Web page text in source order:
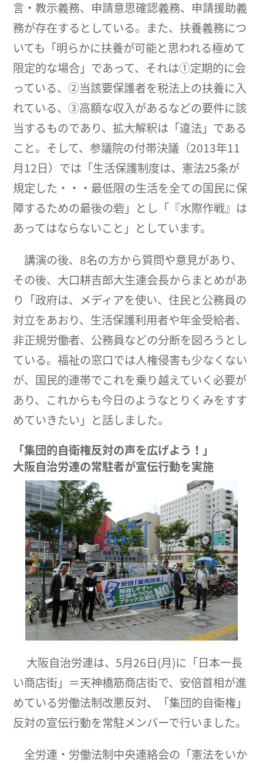
言・教示義務、申請意思確認義務、申請援助義
務が存在するとしている。また、扶養義務につ
いても「明らかに扶養が可能と思われる極めて
限定的な場合」であって、それは①定期的に会
っている、②当該要保護者を税法上の扶養に入
れている、③高額な収入があるなどの要件に該
当するものであり、拡大解釈は「違法」である
こと。そして、参議院の付帯決議（2013年11
月12日）では「生活保護制度は、憲法25条が
規定した・・・最低限の生活を全ての国民に保
障するための最後の砦」とし「『水際作戦』は
あってはならないこと」としています。
講演の後、8名の方から質問や意見があり、
その後、大口耕吉郎大生連会長からまとめがあ
り「政府は、メディアを使い、住民と公務員の
対立をあおり、生活保護利用者や年金受給者、
非正規労働者、公務員などの分断を図ろうとし
ている。福祉の窓口では人権侵害も少なくない
が、国民的連帯でこれを乗り越えていく必要が
あり、これからも今日のようなとりくみをすす
めていきたい」と話しました。
「集団的自衛権反対の声を広げよう！」
大阪自治労連の常駐者が宣伝行動を実施
大阪自治労連は、5月26日(月)に「日本一長
い商店街」＝天神橋筋商店街で、安倍首相が進
めている労働法制改悪反対、「集団的自衛権」
反対の宣伝行動を常駐メンバーで行いました。
全労連・労働法制中央連絡会の「憲法をいか